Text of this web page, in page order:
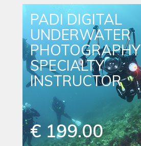
PADI DIGITAL
UNDERWATER
PHOTOGRAPHY
SPECIALTY
INSTRUCTOR
€ 199.00